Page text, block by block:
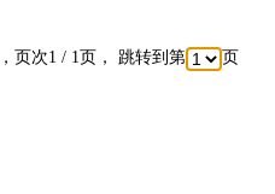
页次1 / 1页， 跳转到第 页